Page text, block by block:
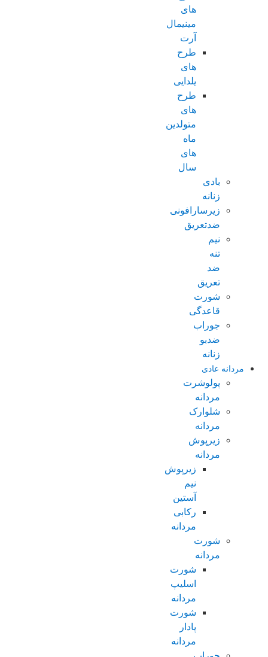
های
مینیمال
آرت
طرح
های
یلدایی
طرح
های
متولدین
ماه
های
سال
بادی
زنانه
زیرسارافونی
ضدتعریق
نیم
تنه
ضد
تعریق
شورت
قاعدگی
جوراب
ضدبو
زنانه
مردانه عادی
پولوشرت
مردانه
شلوارک
مردانه
زیرپوش
مردانه
زیرپوش
نیم
آستین
رکابی
مردانه
شورت
مردانه
شورت
اسلیپ
مردانه
شورت
پادار
مردانه